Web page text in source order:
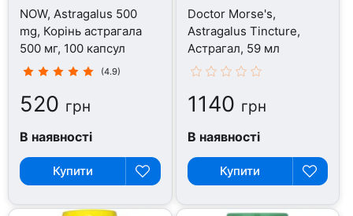
NOW, Astragalus 500
mg, Корінь астрагала
500 мг, 100 капсул
(4.9)
520 грн
В наявності
Купити
Doctor Morse's,
Astragalus Tincture,
Астрагал, 59 мл
1140 грн
В наявності
Купити